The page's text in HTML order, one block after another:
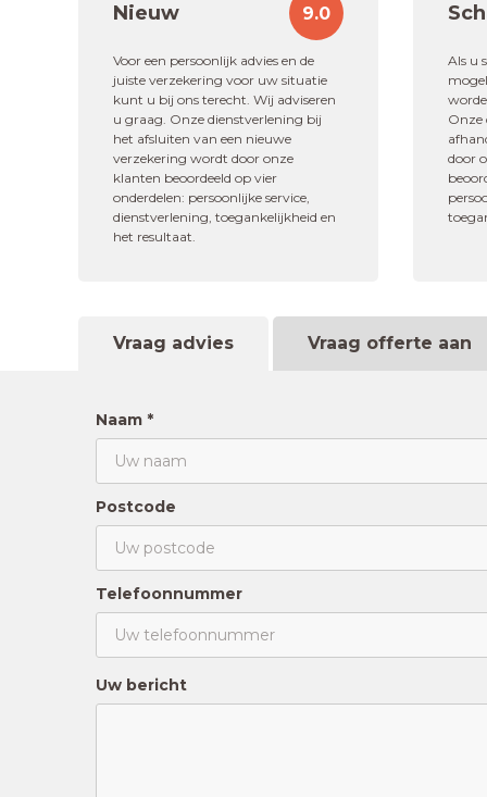
Nieuw 9.0
Voor een persoonlijk advies en de
juiste verzekering voor uw situatie
kunt u bij ons terecht. Wij adviseren
u graag. Onze dienstverlening bij
het afsluiten van een nieuwe
verzekering wordt door onze
klanten beoordeeld op vier
onderdelen: persoonlijke service,
dienstverlening, toegankelijkheid en
het resultaat.
Als u
Onze
door
"Hele fijne adviseur. Komt
suggesties wat betreffende
Dhr.
Vraag advies Vraag offerte aan
Naam *
Postcode
Telefoonnummer
Uw bericht